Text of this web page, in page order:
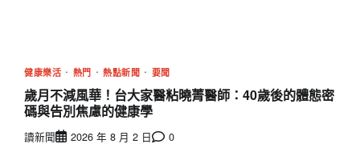
健康樂活 熱門 熱點新聞 要聞
歲月不減風華！台大家醫粘曉菁醫師：40歲後的體態密
碼與告別焦慮的健康學
讀新聞 2026 年 8 月 2 日 0